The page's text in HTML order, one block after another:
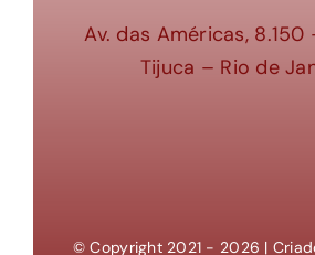
Av. das Américas, 8.150
Tijuca – Rio de
© Copyright 2021 - 2026 |